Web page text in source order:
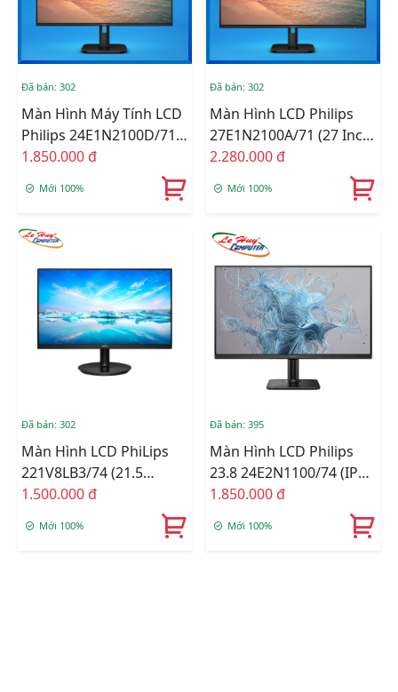
Đã bán: 302
Màn Hình Máy Tính LCD
Philips 24E1N2100D/71
(24 Inch - FullHD - IPS -
120HZ) Black
1.850.000 đ
Mới 100%
Đã bán: 302
Màn Hình LCD Philips
27E1N2100A/71 (27 Inch
/ IPS / FHD / 120Hz /
HDMI + VGA / Có Loa)
2.280.000 đ
Mới 100%
Đã bán: 302
Màn Hình LCD PhiLips
221V8LB3/74 (21.5
INCH/1920x1080/120Hz(OC)/VA-
LED/VGA/HDMI/ĐEN)
1.500.000 đ
Mới 100%
Đã bán: 395
Màn Hình LCD Philips
23.8 24E2N1100/74 (IPS -
VGA, HDMI
/1920x1080/120Hz/ 1ms)
Chính Hãng
1.850.000 đ
Mới 100%